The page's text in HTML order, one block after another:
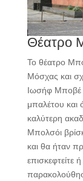
Θέατρο
Το θέατρο
Μόσχας και
Ιωσήφ Μποβέ
μπαλέτου και
καλύτερη
Μπολσόι
και θα ήταν
επισκεφτείτε